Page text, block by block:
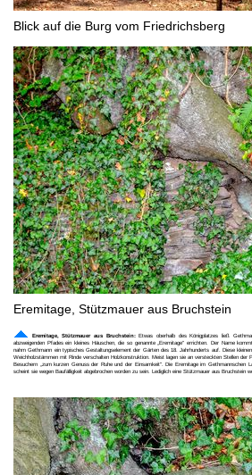
Blick auf die Burg vom Friedrichsberg
Eremitage, Stützmauer aus Bruchstein
Eremitage, Stützmauer aus Bruchstein:Etwas oberhalb des Königplatzes ließ
abzweigenden Pfades ein kleines Häuschen, die so genannte „Eremitage" errichten. Der Name
nahm Gethmann ein typisches Gestaltungselement der Gärten des 18. Jahrhunderts auf. Diese
Weichholzstämmen mit Rinde verschalten Holzkonstruktion. Meist lagen sie an versteckten Stellen der
Besuchern „zum kurzen Genuss der Ruhe und der Einsamkeit". Die Eremitage im Gethmannschen
scheint sie wegen Baufälligkeit abgebrochen worden zu sein. Lediglich eine Stützmauer aus Bruchstein